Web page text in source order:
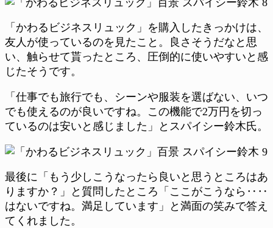
「かわるビジネスリュック」を購入したきっかけは、
友人が使っているのを見たこと。良さそうだなと思
い、触らせて貰ったところ、圧倒的に使いやすいと感
じたそうです。
「仕事でも旅行でも、シーンや服装を選ばない、いつ
でも使えるのが良いですね。この機能で2万円を切っ
ているのは安いと感じました」とスパイシー鈴木氏。
最後に「もう少しこうなったら良いと思うところはあ
りますか？」と質問したところ「ここがこうなら‥‥
はないですね。満足しています」と満面の笑みで答え
てくれました。